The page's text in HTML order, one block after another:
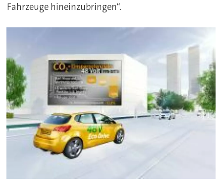
Fahrzeuge hineinzubringen“.